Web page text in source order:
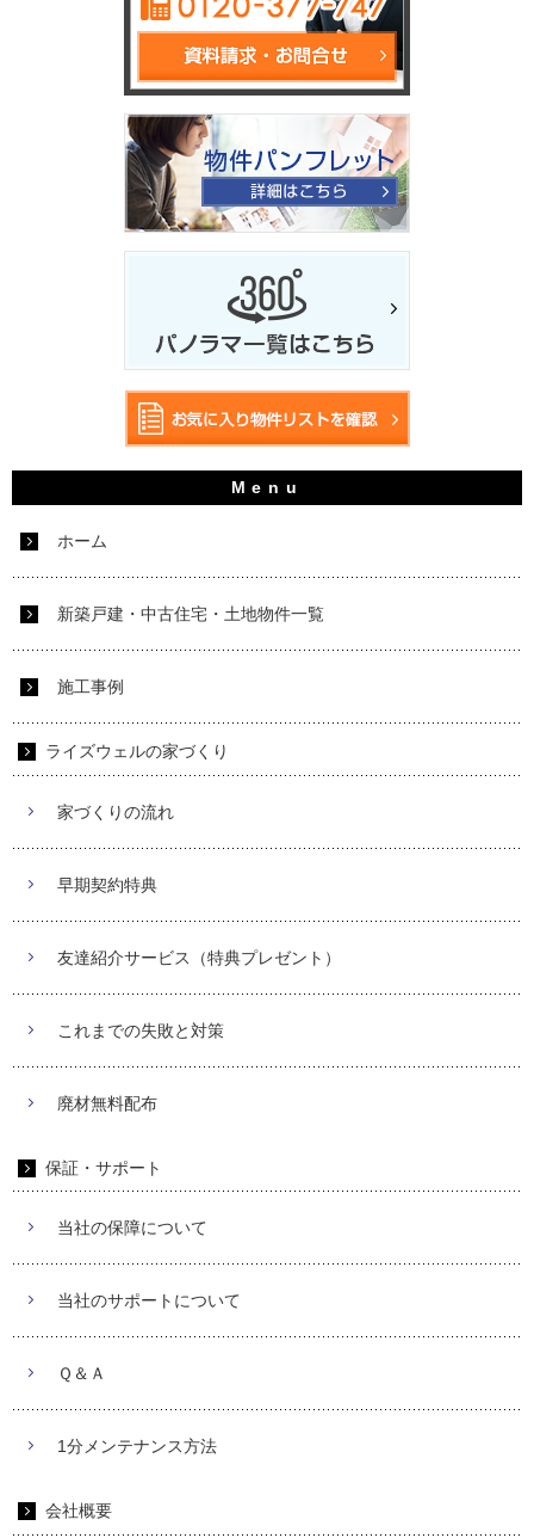
ホーム
新築戸建・中古住宅・土地物件一覧
施工事例
ライズウェルの家づくり
家づくりの流れ
早期契約特典
友達紹介サービス（特典プレゼント）
これまでの失敗と対策
廃材無料配布
保証・サポート
当社の保障について
当社のサポートについて
Ｑ＆Ａ
1分メンテナンス方法
会社概要